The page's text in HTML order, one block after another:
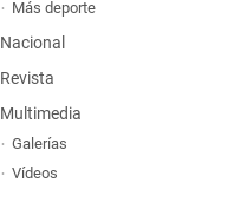
Más deporte
Nacional
Revista
Multimedia
Galerías
Vídeos